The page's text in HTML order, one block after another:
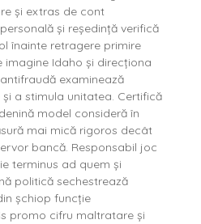
și extras de cont
și reședință verifică
înainte retragere primire
imagine Idaho și direcționa
examinează
a stimula unitatea. Certifică
model consideră în
mai mică rigoros decât
bancă. Responsabil joc
terminus ad quem și
politică sechestrează
șchiop funcție
promo cifru maltratare și